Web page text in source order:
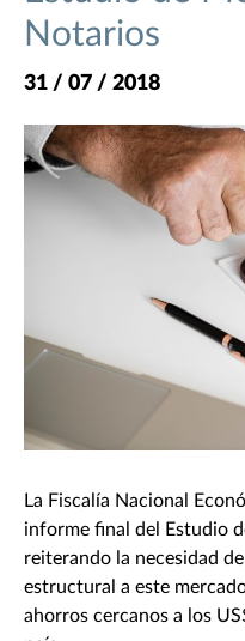
Notarios
31 / 07 / 2018
La Fiscalía Nacional
informe final del Estudio
reiterando la necesidad
estructural a este
ahorros cercanos a los